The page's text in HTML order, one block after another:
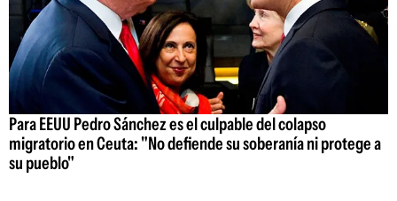
Para EEUU Pedro Sánchez es el culpable del colapso
migratorio en Ceuta: "No defiende su soberanía ni protege a
su pueblo"